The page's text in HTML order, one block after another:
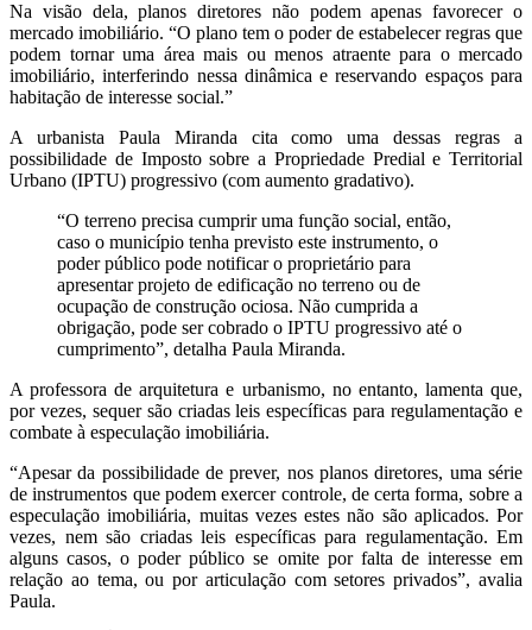
Na visão dela, planos diretores não podem apenas favorecer o
mercado imobiliário. “O plano tem o poder de estabelecer regras que
podem tornar uma área mais ou menos atraente para o mercado
imobiliário, interferindo nessa dinâmica e reservando espaços para
habitação de interesse social.”
A urbanista Paula Miranda cita como uma dessas regras a
possibilidade de Imposto sobre a Propriedade Predial e Territorial
Urbano (IPTU) progressivo (com aumento gradativo).
“O terreno precisa cumprir uma função social, então,
caso o município tenha previsto este instrumento, o
poder público pode notificar o proprietário para
apresentar projeto de edificação no terreno ou de
ocupação de construção ociosa. Não cumprida a
obrigação, pode ser cobrado o IPTU progressivo até o
cumprimento”, detalha Paula Miranda.
A professora de arquitetura e urbanismo, no entanto, lamenta que,
por vezes, sequer são criadas leis específicas para regulamentação e
combate à especulação imobiliária.
“Apesar da possibilidade de prever, nos planos diretores, uma série
de instrumentos que podem exercer controle, de certa forma, sobre a
especulação imobiliária, muitas vezes estes não são aplicados. Por
vezes, nem são criadas leis específicas para regulamentação. Em
alguns casos, o poder público se omite por falta de interesse em
relação ao tema, ou por articulação com setores privados”, avalia
Paula.